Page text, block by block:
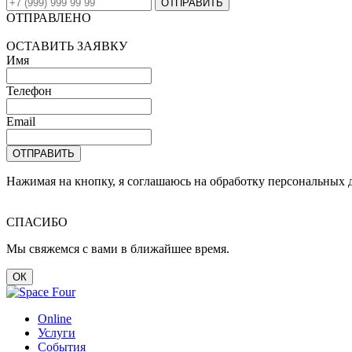
ОТПРАВИТЬ
ОТПРАВЛЕНО
ОСТАВИТЬ ЗАЯВКУ
Имя
Телефон
Email
ОТПРАВИТЬ
Нажимая на кнопку, я соглашаюсь на обработку персональных
СПАСИБО
Мы свяжемся с вами в ближайшее время.
ОК
Online
Услуги
События